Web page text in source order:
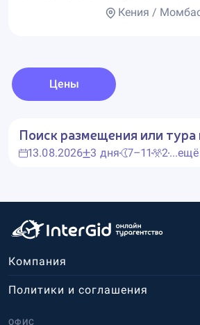
Кения /
Цены
Поиск размещения или тура
13.08.2026 3 дня 7–11 2
Компания
ОФИС
Политики и соглашения